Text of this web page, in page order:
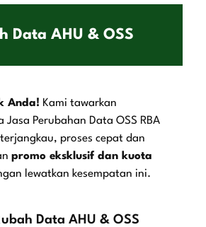
Data AHU & OSS
Anda! Kami tawarkan
Jasa Perubahan Data OSS RBA
proses cepat dan
promo eksklusif dan kuota
lewatkan kesempatan ini.
Data AHU & OSS